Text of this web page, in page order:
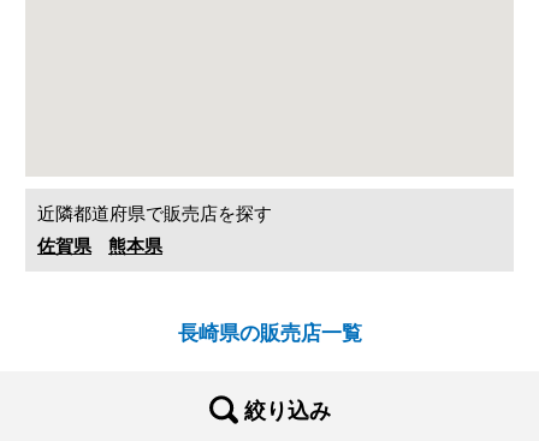
近隣都道府県で販売店を探す
佐賀県
熊本県
長崎県の販売店一覧
絞り込み